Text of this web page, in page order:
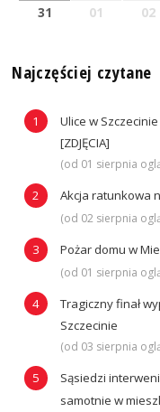
31 01 02
Najczęściej czytane
Ulice w
[ZDJĘCIA]
(od 01 sierpnia
Akcja ratunkowa
(od 02 sierpnia
Pożar domu w
(od 01 sierpnia
Tragiczny finał
Szczecinie
(od 03 sierpnia
Sąsiedzi
samotnie w